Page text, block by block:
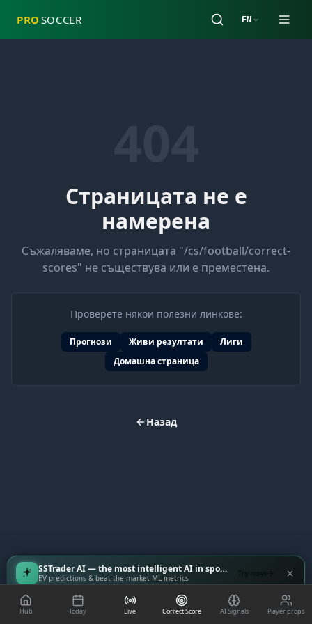
PRO SOCCER EN
Страницата не е
намерена
Съжаляваме, но страницата "/cs/football/correct-
scores" не съществува или е преместена.
Проверете някои полезни линкове:
Прогнози Живи резултати
Лиги
Домашна страница
Назад
Hub Today Live Correct Score AI Signals Player props
SSTrader AI — the most intelligent AI in sports
EV predictions & beat-the-market ML metrics